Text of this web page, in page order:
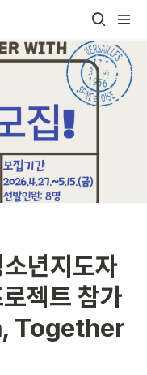
년지도자
젝트 참가
Together